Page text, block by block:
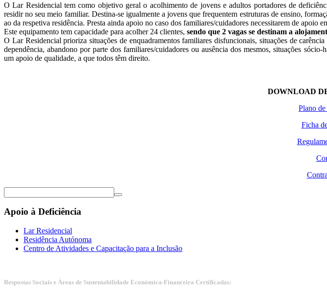
O Lar Residencial tem como objetivo geral o acolhimento de jovens e adultos portadores de
residir no seu meio familiar. Destina-se igualmente a jovens que frequentem estruturas de ensino,
ao da respetiva residência. Presta ainda apoio no caso dos familiares/cuidadores necessitarem de apoio
Este equipamento tem capacidade para acolher 24 clientes, sendo que 2 vagas se destinam a
O Lar Residencial prioriza situações de enquadramentos familiares disfuncionais, situações de
dependência, abandono por parte dos familiares/cuidadores ou ausência dos mesmos, situações
um apoio de qualidade, a que todos têm direito.
DOWNLOAD
Plano
Ficha
Apoio à Deficiência
Lar Residencial
Residência Autónoma
Centro de Atividades e Capacitação para a Inclusão
Respostas Sociais e Áreas de Sustentabilidade Económica-Financeira Certificadas: